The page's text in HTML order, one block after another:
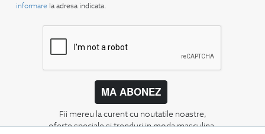
informare la adresa indicata.
MA ABONEZ
Fii mereu la curent cu noutatile noastre,
oferte speciale si trenduri in moda masculina.